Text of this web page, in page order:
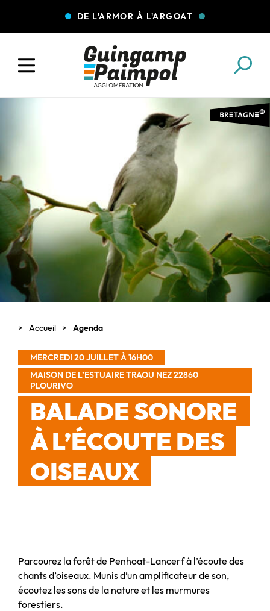
DE L'ARMOR À L'ARGOAT
COLLECTE DES DÉCHETS EAU ET ASSAINISSEMENT
L'AGGLO' RECRUTE
ASSOCIATIONS PISCINES
Accueil Agenda
MERCREDI 20 JUILLET À 16H00
MAISON DE L’ESTUAIRE TRAOU NEZ 22860
PLOURIVO
BALADE SONORE
À L’ÉCOUTE DES
OISEAUX
Parcourez la forêt de Penhoat-Lancerf à l’écoute des
chants d’oiseaux. Munis d’un amplificateur de son,
écoutez les sons de la nature et les murmures
forestiers.